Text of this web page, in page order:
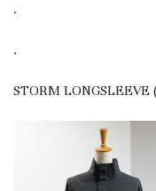
.
.
STORM LONGSLEEVE